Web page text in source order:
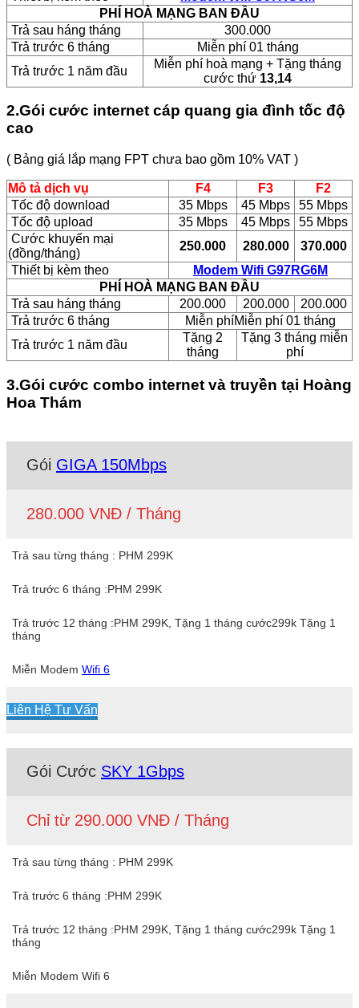
PHÍ HOÀ MẠNG BAN ĐẦU
Trả sau háng tháng
300.000
Trả trước 6 tháng
Miễn phí 01 tháng
Trả trước 1 năm đầu
Miễn phí hoà mạng + Tặng tháng
cước thứ 13,14
2.Gói cước internet cáp quang gia đình tốc độ
cao
( Bảng giá lắp mạng FPT chưa bao gồm 10% VAT )
Mô tả dịch vụ F4 F3
F2
Tốc độ download
35 Mbps 45 Mbps
55 Mbps
Tốc độ upload
35 Mbps 45 Mbps
55 Mbps
Cước khuyến mại
(đồng/tháng)
250.000 280.000
370.000
Thiết bị kèm theo
Modem Wifi G97RG6M
PHÍ HOÀ MẠNG BAN ĐẦU
Trả sau háng tháng
200.000 200.000
200.000
Trả trước 6 tháng
Miễn phíMiễn phí 01 tháng
Trả trước 1 năm đầu
Tặng 2
tháng
Tặng 3 tháng miễn
phí
3.Gói cước combo internet và truyền tại Hoàng
Hoa Thám
Gói GIGA 150Mbps
280.000 VNĐ / Tháng
Trả sau từng tháng : PHM 299K
Trả trước 6 tháng :PHM 299K
Trả trước 12 tháng :PHM 299K, Tặng 1 tháng cước299k Tặng 1
tháng
Miễn Modem Wifi 6
Liên Hệ Tư Vấn
Gói Cước SKY 1Gbps
Chỉ từ 290.000 VNĐ / Tháng
Trả sau từng tháng : PHM 299K
Trả trước 6 tháng :PHM 299K
Trả trước 12 tháng :PHM 299K, Tặng 1 tháng cước299k Tặng 1
tháng
Miễn Modem Wifi 6